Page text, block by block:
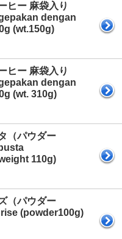
ヒー 麻袋入り
dengan
(wt.150g)
ヒー 麻袋入り
dengan
(wt. 310g)
（パウダー
110g)
（パウダー
(powder100g)